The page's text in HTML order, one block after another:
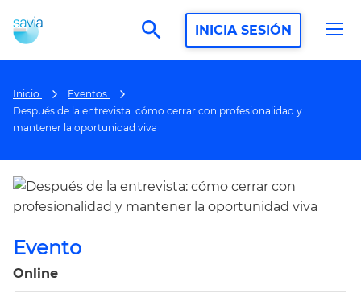
search INICIA SESIÓN
Inicio
Eventos
Después de la entrevista: cómo cerrar con profesionalidad y
mantener la oportunidad viva
Evento
Online